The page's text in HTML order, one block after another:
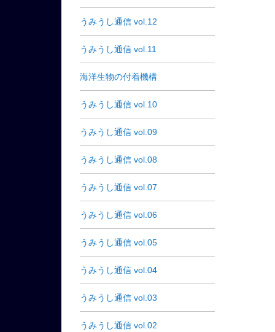
うみうし通信 vol.12
うみうし通信 vol.11
海洋生物の付着機構
うみうし通信 vol.10
うみうし通信 vol.09
うみうし通信 vol.08
うみうし通信 vol.07
うみうし通信 vol.06
うみうし通信 vol.05
うみうし通信 vol.04
うみうし通信 vol.03
うみうし通信 vol.02